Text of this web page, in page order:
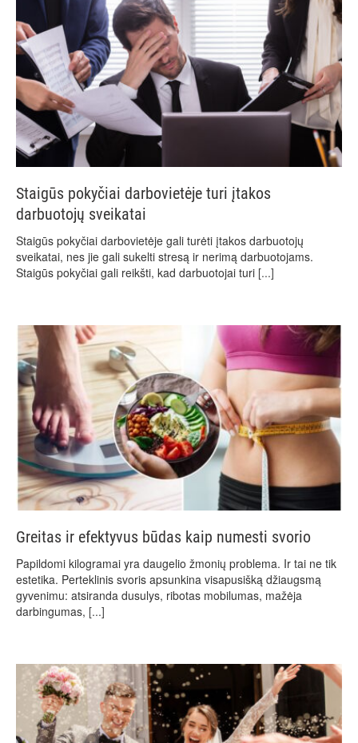
Staigūs pokyčiai darbovietėje turi įtakos
darbuotojų sveikatai
Staigūs pokyčiai darbovietėje gali turėti įtakos darbuotojų
sveikatai, nes jie gali sukelti stresą ir nerimą darbuotojams.
Staigūs pokyčiai gali reikšti, kad darbuotojai turi [...]
Greitas ir efektyvus būdas kaip numesti svorio
Papildomi kilogramai yra daugelio žmonių problema. Ir tai ne tik
estetika. Perteklinis svoris apsunkina visapusišką džiaugsmą
gyvenimu: atsiranda dusulys, ribotas mobilumas, mažėja
darbingumas, [...]